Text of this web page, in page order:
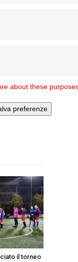
about these
preferenze
di ieri
il torneo